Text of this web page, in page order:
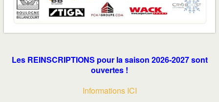
Les REINSCRIPTIONS pour la saison 2026-2027 sont
ouvertes !
Informations ICI